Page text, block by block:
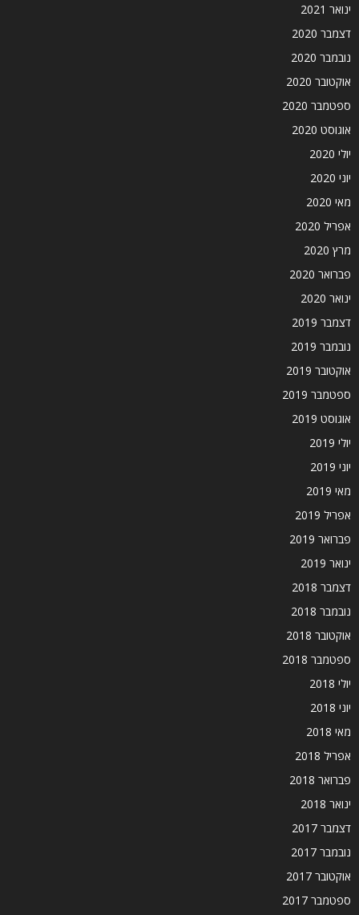
ינואר 2021
דצמבר 2020
נובמבר 2020
אוקטובר 2020
ספטמבר 2020
אוגוסט 2020
יולי 2020
יוני 2020
מאי 2020
אפריל 2020
מרץ 2020
פברואר 2020
ינואר 2020
דצמבר 2019
נובמבר 2019
אוקטובר 2019
ספטמבר 2019
אוגוסט 2019
יולי 2019
יוני 2019
מאי 2019
אפריל 2019
פברואר 2019
ינואר 2019
דצמבר 2018
נובמבר 2018
אוקטובר 2018
ספטמבר 2018
יולי 2018
יוני 2018
מאי 2018
אפריל 2018
פברואר 2018
ינואר 2018
דצמבר 2017
נובמבר 2017
אוקטובר 2017
ספטמבר 2017